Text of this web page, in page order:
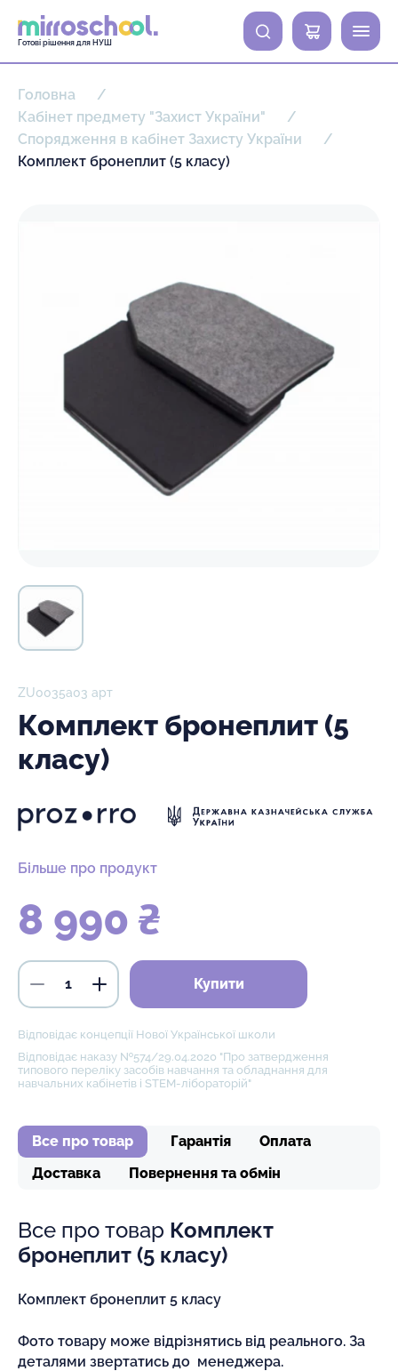
Готові рішення для НУШ
0
Головна
Кабінет предмету "Захист України"
Спорядження в кабінет Захисту України
Комплект бронеплит (5 класу)
ZU0035а03 арт
Комплект бронеплит (5
класу)
Більше про продукт
8 990 ₴
Купити
Відповідає концепції Нової Української школи
Відповідає наказу №574/29.04.2020 "Про затвердження
типового переліку засобів навчання та обладнання для
навчальних кабінетів і STEM-лібораторій"
Все про товар Гарантія
Оплата
Доставка
Повернення та обмін
Все про товар Комплект
бронеплит (5 класу)
Комплект бронеплит 5 класу
Фото товару може відрізнятись від реального. За
деталями звертатись до менеджера.